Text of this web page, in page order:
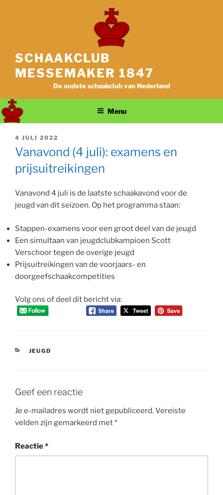
SCHAAKCLUB
MESSEMAKER 1847
De oudste schaakclub van Nederland
Menu
GEPLAATST
OP
4 JULI 2022
Vanavond (4 juli): examens en
prijsuitreikingen
Vanavond 4 juli is de laatste schaakavond voor de
jeugd van dit seizoen. Op het programma staan:
Stappen-examens voor een groot deel van de jeugd
Een simultaan van jeugdclubkampioen Scott
Verschoor tegen de overige jeugd
Prijsuitreikingen van de voorjaars- en
doorgeefschaakcompetities
Volg ons of deel dit bericht via:
CATEGORIEËN
JEUGD
Geef een reactie
Je e-mailadres wordt niet gepubliceerd.Vereiste
velden zijn gemarkeerd met*
Reactie*